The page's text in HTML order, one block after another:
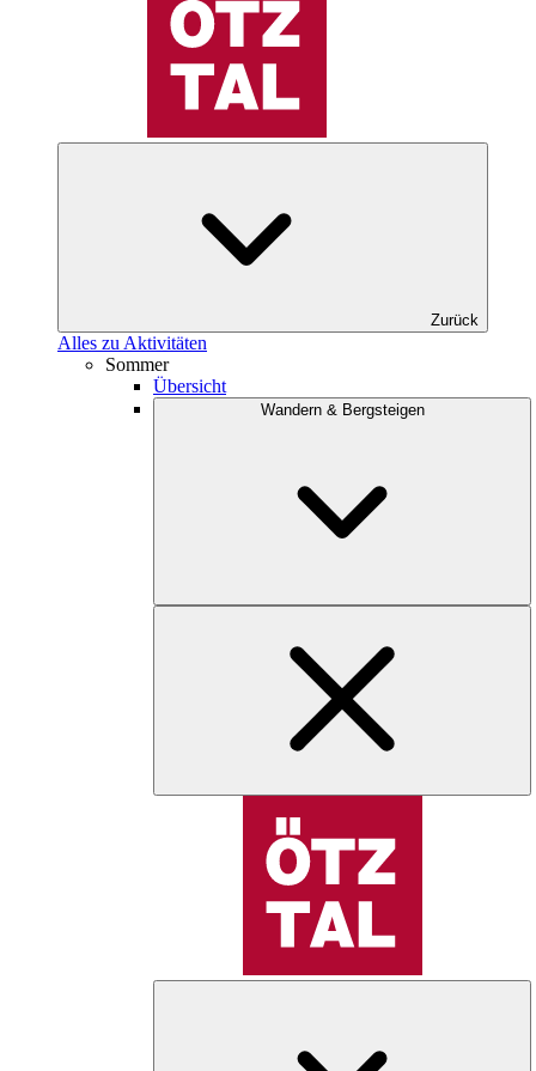
Zurück
Alles zu Aktivitäten
Sommer
Übersicht
Wandern & Bergsteigen